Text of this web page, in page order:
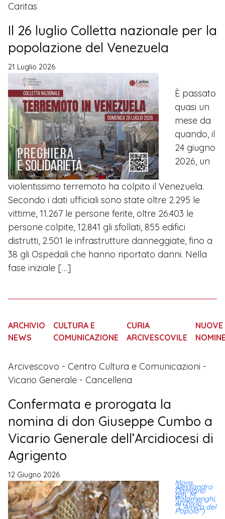
Caritas
Il 26 luglio Colletta nazionale per la
popolazione del Venezuela
21 Luglio 2026
È passato
quasi un
mese da
quando, il
24 giugno
2026, un
violentissimo terremoto ha colpito il Venezuela.
Secondo i dati ufficiali sono state oltre 2.295 le
vittime, 11.267 le persone ferite, oltre 26.403 le
persone colpite, 12.841 gli sfollati, 855 edifici
distrutti, 2.501 le infrastrutture danneggiate, fino a
38 gli Ospedali che hanno riportato danni. Nella
fase iniziale […]
ARCHIVIO
NEWS
CULTURA E
COMUNICAZIONE
CURIA
ARCIVESCOVILE
NUOVE
Arcivescovo - Centro Cultura e Comunicazioni -
Vicario Generale - Cancelleria
Confermata e prorogata la
nomina di don Giuseppe Cumbo a
Vicario Generale dell’Arcidiocesi di
Agrigento
12 Giugno 2026
Mons.
Alessandro
Damiano
(ph. M.
Palamenghi,
Archivio
"L'Amico del
Popolo")